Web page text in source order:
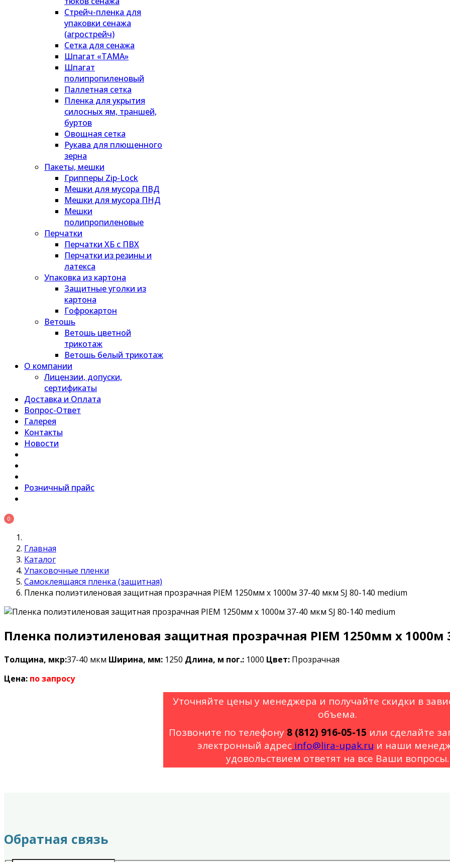
Стрейч-пленка для
упаковки сенажа
(агрострейч)
Сетка для сенажа
Шпагат «ТАМА»
Шпагат
полипропиленовый
Паллетная сетка
Пленка для укрытия
силосных ям, траншей,
буртов
Овощная сетка
Рукава для плющенного
зерна
Пакеты, мешки
Грипперы Zip-Lock
Мешки для мусора ПВД
Мешки для мусора ПНД
Мешки
полипропиленовые
Перчатки
Перчатки ХБ с ПВХ
Перчатки из резины и
латекса
Упаковка из картона
Защитные уголки из
картона
Гофрокартон
Ветошь
Ветошь цветной
трикотаж
Ветошь белый трикотаж
О компании
Лицензии, допуски,
сертификаты
Доставка и Оплата
Вопрос-Ответ
Галерея
Контакты
Новости
Розничный прайс
0
Главная
Каталог
Упаковочные пленки
Самоклеящаяся пленка (защитная)
Пленка полиэтиленовая защитная прозрачная PIEM 1250мм х 1000м 37-40 мкм SJ 80-140 medium
Пленка полиэтиленовая защитная прозрачная PIEM 1250мм х 1000м
Толщина, мкр:37-40 мкм Ширина, мм: 1250 Длина, м пог.: 1000 Цвет: Прозрачная
Цена: по запросу
Уточняйте цены у менеджера и получайте скидки в
объема.
Позвоните по телефону 8 (812) 916-05-15 или сделайте
электронный адресinfo@lira-upak.ru и наши
удовольствием ответят на все Ваши вопросы.
Обратная связь